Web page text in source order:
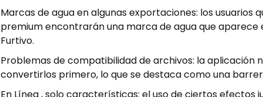
Marcas de agua en algunas exportaciones: los usuarios
premium encontrarán una marca de agua que aparece
Furtivo.
Problemas de compatibilidad de archivos: la aplicación
convertirlos primero, lo que se destaca como una
En Línea , solo características: el uso de ciertos